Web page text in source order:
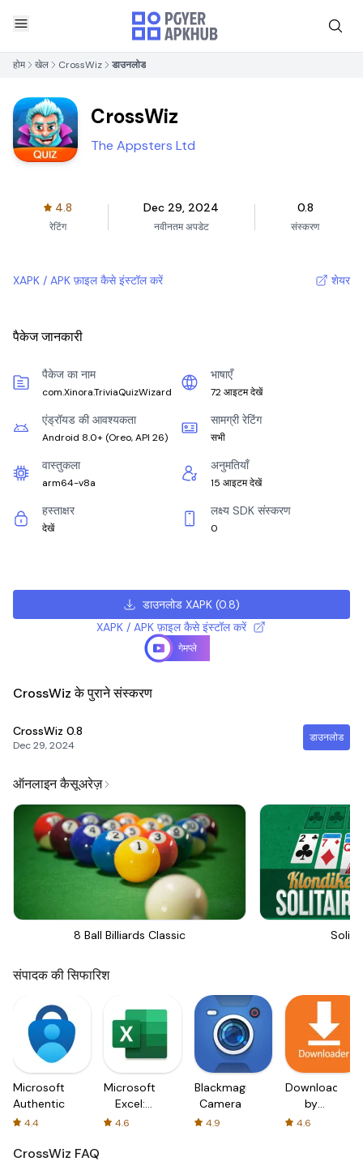
होम खेल CrossWiz डाउनलोड
CrossWiz
The Appsters Ltd
4.8
रेटिंग
Dec 29, 2024
नवीनतम अपडेट
0.8
संस्करण
XAPK / APK फ़ाइल कैसे इंस्टॉल करें शेयर
पैकेज जानकारी
पैकेज का नाम
com.Xinora.TriviaQuizWizard
भाषाएँ
72 आइटम देखें
एंड्रॉयड की आवश्यकता
Android 8.0+ (Oreo, API 26)
सामग्री रेटिंग
सभी
वास्तुकला
arm64-v8a
अनुमतियाँ
15 आइटम देखें
हस्ताक्षर
देखें
लक्ष्य SDK संस्करण
0
डाउनलोड XAPK(0.8)
XAPK / APK फ़ाइल कैसे इंस्टॉल करें
गेमप्ले
CrossWiz के पुराने संस्करण
CrossWiz 0.8
Dec 29, 2024
डाउनलोड
ऑनलाइन कैसूअरेज़
8 Ball Billiards Classic
संपादक की सिफारिश
Microsoft
Authenticator
4.4
Microsoft
Excel:
Spreadsheets
4.6
Blackmagic
Camera
4.9
Downloader
by
AFTVnews
4.6
CrossWiz FAQ